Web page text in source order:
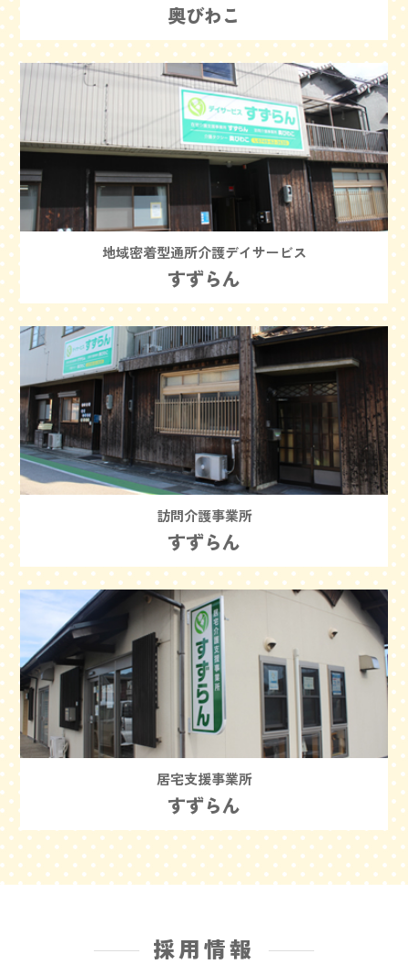
奥びわこ
地域密着型通所介護デイサービス
すずらん
訪問介護事業所
すずらん
居宅支援事業所
すずらん
採用情報